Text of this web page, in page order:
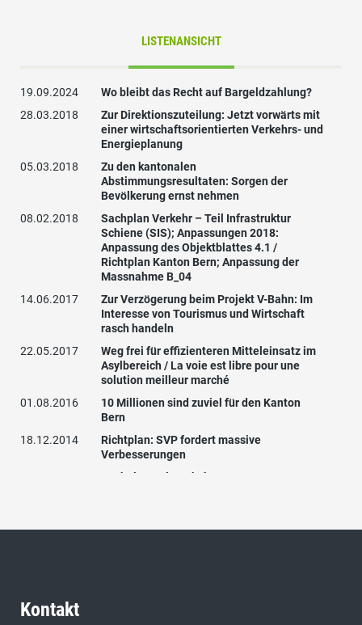
LISTENANSICHT
19.09.2024
Wo bleibt das Recht auf Bargeldzahlung?
28.03.2018
Zur Direktionszuteilung: Jetzt vorwärts mit
einer wirtschaftsorientierten Verkehrs- und
Energieplanung
05.03.2018
Zu den kantonalen
Abstimmungsresultaten: Sorgen der
Bevölkerung ernst nehmen
08.02.2018
Sachplan Verkehr – Teil Infrastruktur
Schiene (SIS); Anpassungen 2018:
Anpassung des Objektblattes 4.1 /
Richtplan Kanton Bern; Anpassung der
Massnahme B_04
14.06.2017
Zur Verzögerung beim Projekt V-Bahn: Im
Interesse von Tourismus und Wirtschaft
rasch handeln
22.05.2017
Weg frei für effizienteren Mitteleinsatz im
Asylbereich / La voie est libre pour une
solution meilleur marché
01.08.2016
10 Millionen sind zuviel für den Kanton
Bern
18.12.2014
Richtplan: SVP fordert massive
Verbesserungen
Sachplan Veloverkehr
Kontakt